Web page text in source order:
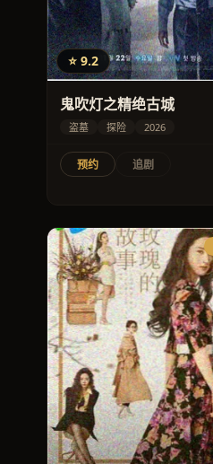
⭐ 9.2
鬼吹灯之精绝古城
盗墓 探险 2026
预约 追剧